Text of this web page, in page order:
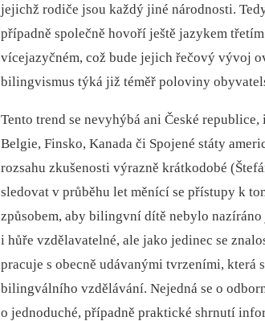
jejichž rodiče jsou každý jiné národnosti.
případně společně hovoří ještě jazykem
vícejazyčném, což bude jejich řečový vývoj
bilingvismus týká již téměř poloviny
Tento trend se nevyhýbá ani České
Belgie, Finsko, Kanada či Spojené státy
rozsahu zkušenosti výrazně krátkodobé
sledovat v průběhu let měnící se přístupy k
způsobem, aby bilingvní dítě nebylo
i hůře vzdělavatelné, ale jako jedinec se
pracuje s obecně udávanými tvrzeními, která
bilingválního vzdělávání. Nejedná se o
o jednoduché, případně praktické shrnutí